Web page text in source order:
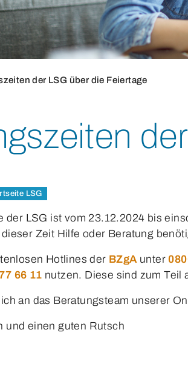
der LSG über die Feiertage
LSG
der LSG ist vom 23.12.2024 bis
Zeit Hilfe oder Beratung
Hotlines der BZgAunter
66 11 nutzen. Diese sind zum Teil
an das Beratungsteam unserer
und einen guten Rutsch